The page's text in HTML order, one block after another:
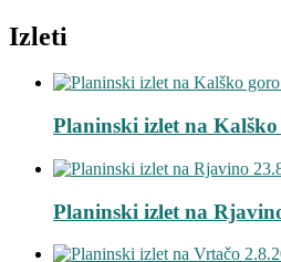
Izleti
Planinski izlet na
Planinski izlet na